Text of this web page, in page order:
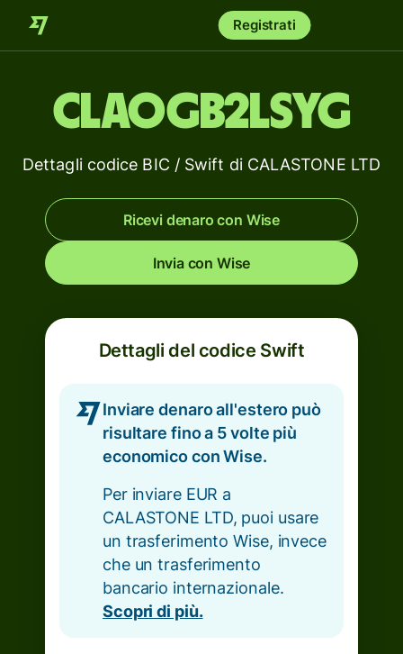
Registrati
CLAOGB2LSYG
Dettagli codice BIC / Swift di CALASTONE LTD
Ricevi denaro con Wise
Invia con Wise
Dettagli del codice Swift
Inviare denaro all'estero può
risultare fino a 5 volte più
economico con Wise.
Per inviare EUR a
CALASTONE LTD, puoi usare
un trasferimento Wise, invece
che un trasferimento
bancario internazionale.
Scopri di più.